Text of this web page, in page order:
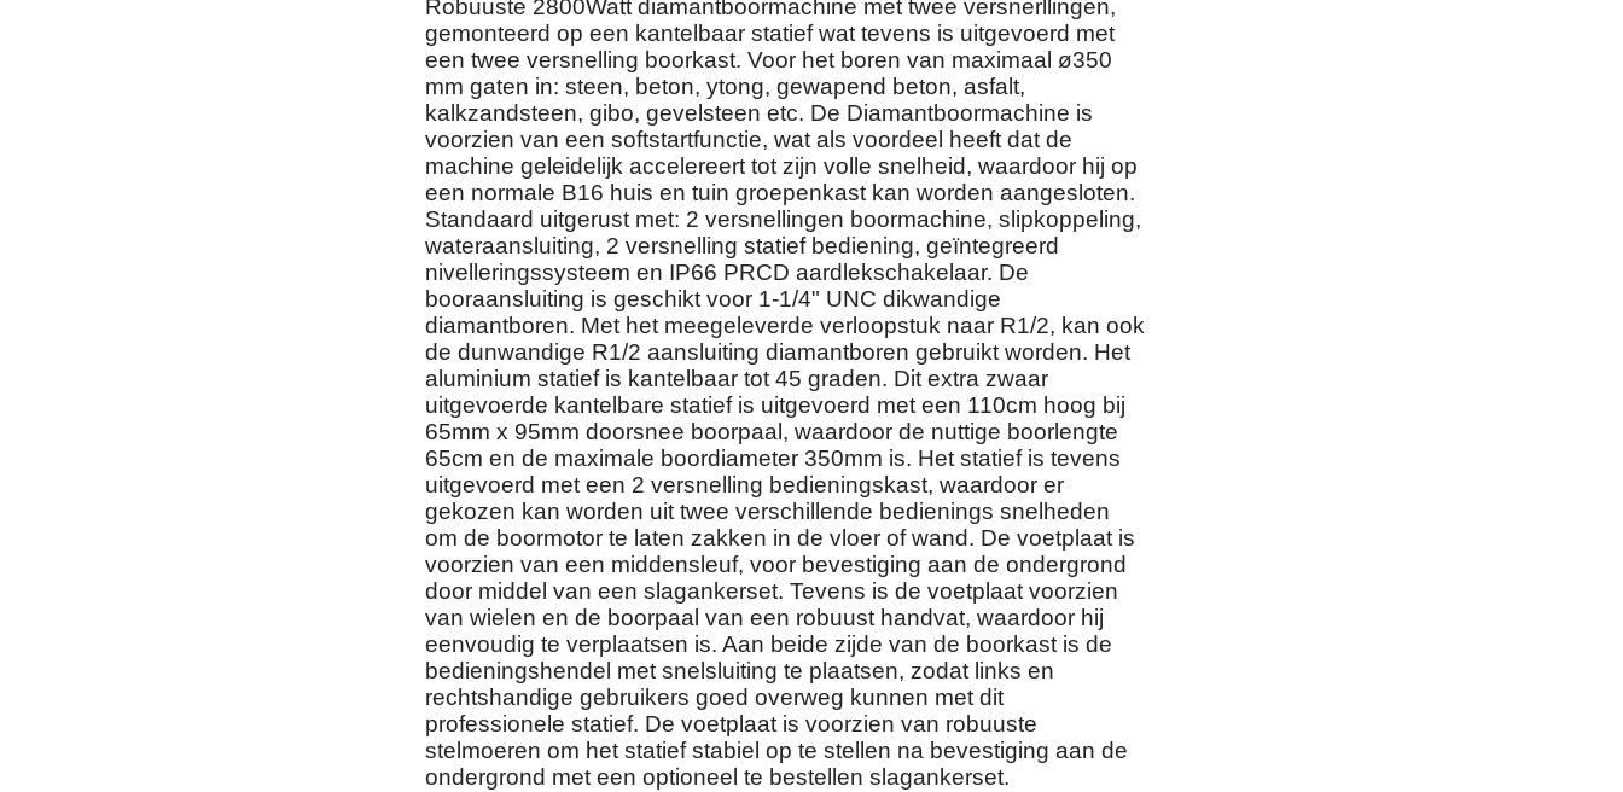
Robuuste 2800Watt diamantboormachine met twee versnerllingen,
gemonteerd op een kantelbaar statief wat tevens is uitgevoerd met
een twee versnelling boorkast. Voor het boren van maximaal ø350
mm gaten in: steen, beton, ytong, gewapend beton, asfalt,
kalkzandsteen, gibo, gevelsteen etc. De Diamantboormachine is
voorzien van een softstartfunctie, wat als voordeel heeft dat de
machine geleidelijk accelereert tot zijn volle snelheid, waardoor hij op
een normale B16 huis en tuin groepenkast kan worden aangesloten.
Standaard uitgerust met: 2 versnellingen boormachine, slipkoppeling,
wateraansluiting, 2 versnelling statief bediening, geïntegreerd
nivelleringssysteem en IP66 PRCD aardlekschakelaar. De
booraansluiting is geschikt voor 1-1/4" UNC dikwandige
diamantboren. Met het meegeleverde verloopstuk naar R1/2, kan ook
de dunwandige R1/2 aansluiting diamantboren gebruikt worden. Het
aluminium statief is kantelbaar tot 45 graden. Dit extra zwaar
uitgevoerde kantelbare statief is uitgevoerd met een 110cm hoog bij
65mm x 95mm doorsnee boorpaal, waardoor de nuttige boorlengte
65cm en de maximale boordiameter 350mm is. Het statief is tevens
uitgevoerd met een 2 versnelling bedieningskast, waardoor er
gekozen kan worden uit twee verschillende bedienings snelheden
om de boormotor te laten zakken in de vloer of wand. De voetplaat is
voorzien van een middensleuf, voor bevestiging aan de ondergrond
door middel van een slagankerset. Tevens is de voetplaat voorzien
van wielen en de boorpaal van een robuust handvat, waardoor hij
eenvoudig te verplaatsen is. Aan beide zijde van de boorkast is de
bedieningshendel met snelsluiting te plaatsen, zodat links en
rechtshandige gebruikers goed overweg kunnen met dit
professionele statief. De voetplaat is voorzien van robuuste
stelmoeren om het statief stabiel op te stellen na bevestiging aan de
ondergrond met een optioneel te bestellen slagankerset.